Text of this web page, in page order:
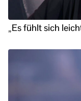
„Es fühlt sich